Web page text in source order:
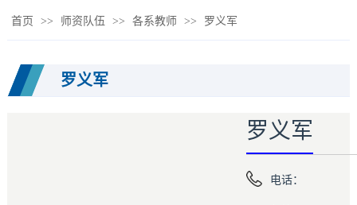
首页 >> 师资队伍 >> 各系教师 >> 罗义军
罗义军
罗义军
电话：